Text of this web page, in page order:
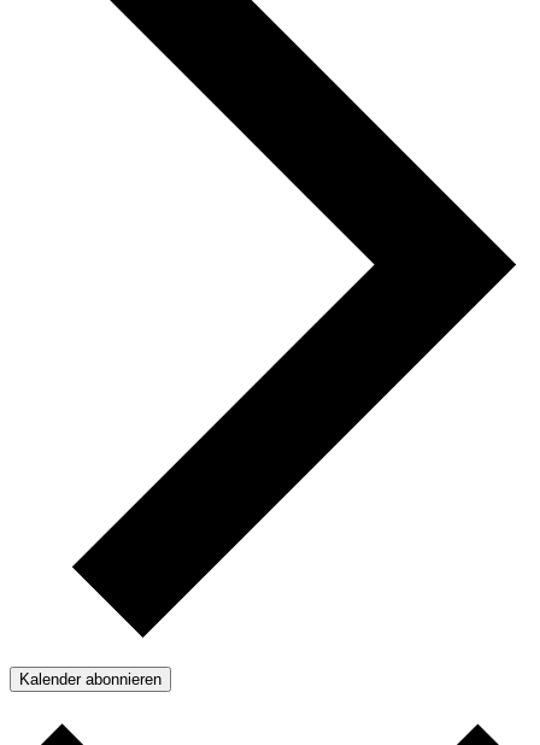
Kalender abonnieren